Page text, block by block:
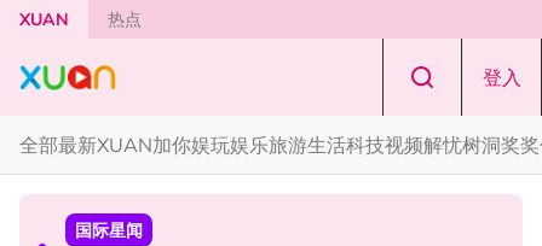
Skip to main content
XUAN 热点
登入
全部最新XUAN加你娱玩娱乐旅游生活科技视频解忧树洞奖
国际星闻
国际星闻
演唱会